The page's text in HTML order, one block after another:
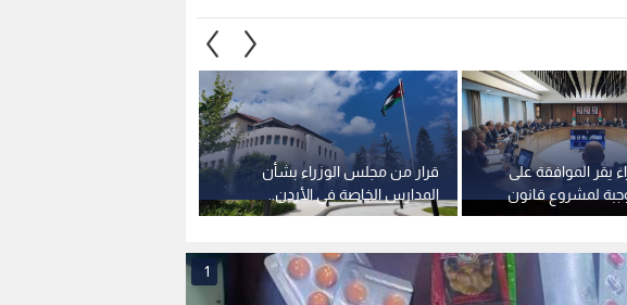
قرار من مجلس الوزراء بشأن
المدارس الخاصة في الأردن..
تفاصيل
يقر الموافقة على
لمشروع قانون
المصادر الطبيعية
1